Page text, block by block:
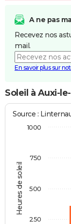
A ne pas
Recevez nos
mail.
En savoir plus sur
Soleil à Auxi-
Heures de soleil
Source :
250
500
750
1000